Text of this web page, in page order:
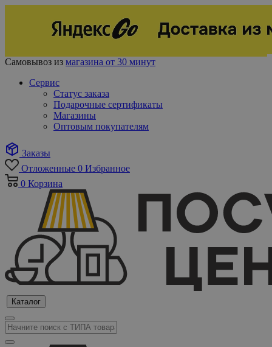
Самовывоз из магазина от 30 минут
Сервис
Статус заказа
Подарочные сертификаты
Магазины
Оптовым покупателям
Заказы
Отложенные 0 Избранное
0 Корзина
Каталог